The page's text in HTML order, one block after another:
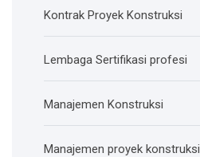
Kontrak Proyek Konstruksi
Lembaga Sertifikasi profesi
Manajemen Konstruksi
Manajemen proyek konstruksi